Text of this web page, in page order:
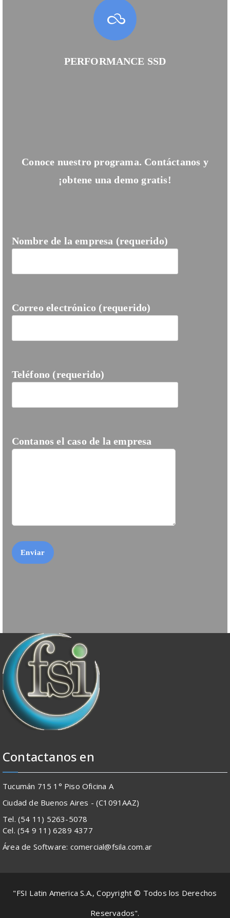
PERFORMANCE SSD
Conoce nuestro programa. Contáctanos y
¡obtene una demo gratis!
Nombre de la empresa (requerido)
Correo electrónico (requerido)
Teléfono (requerido)
Contanos el caso de la empresa
Contactanos en
Tucumán 715 1° Piso Oficina A
Ciudad de Buenos Aires - (C1091AAZ)
Tel. (54 11) 5263-5078
Cel. (54 9 11) 6289 4377
Área de Software: comercial@fsila.com.ar
"FSI Latin America S.A., Copyright © Todos los Derechos
Reservados".